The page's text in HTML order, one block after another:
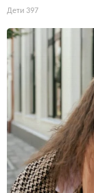
Дети 397